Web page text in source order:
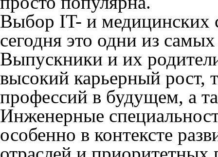
Выбор IT- и медицинских
сегодня это одни из
Выпускники и их
высокий карьерный рост,
профессий в будущем, а
Инженерные
особенно в контексте